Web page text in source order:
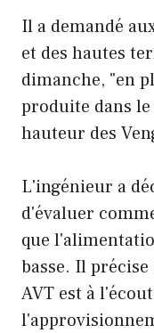
Il a demandé
et des hautes
dimanche, "en
produite dans
hauteur des
L'ingénieur a
d'évaluer
que
basse. Il
AVT est à